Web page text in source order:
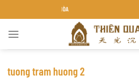
đến
tuong tram huong 2